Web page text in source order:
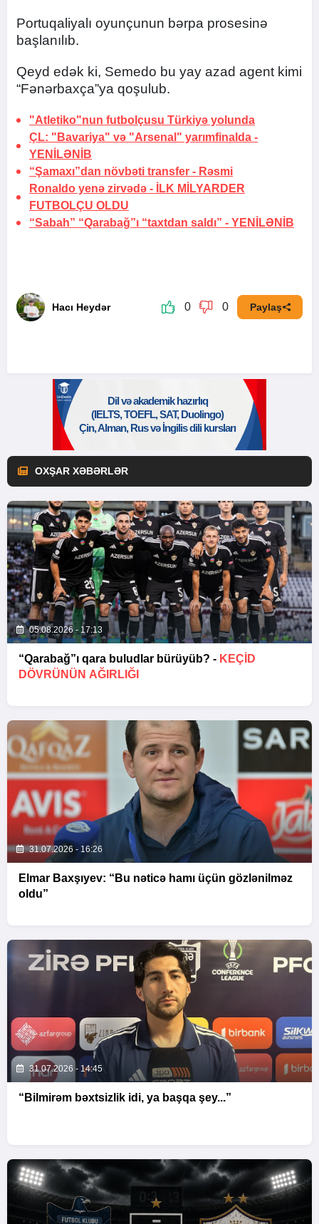
Portuqaliyalı oyunçunun bərpa prosesinə
başlanılıb.
Qeyd edək ki, Semedo bu yay azad agent kimi
“Fənərbaxça”ya qoşulub.
"Atletiko"nun futbolçusu Türkiyə yolunda
ÇL: "Bavariya" və "Arsenal" yarımfinalda -
YENİLƏNİB
“Şamaxı”dan növbəti transfer - Rəsmi
Ronaldo yenə zirvədə -
İLK MİLYARDER
FUTBOLÇU OLDU
“Sabah” “Qarabağ”ı “taxtdan saldı” - YENİLƏNİB
Hacı Heydər 0 0 Paylaş
OXŞAR XƏBƏRLƏR
05.08.2026 - 17:13
“Qarabağ”ı qara buludlar bürüyüb? - KEÇID
DÖVRÜNÜN AĞIRLIĞI
31.07.2026 - 16:26
Elmar Baxşıyev: “Bu nəticə hamı üçün gözlənilməz
oldu”
31.07.2026 - 14:45
“Bilmirəm bəxtsizlik idi, ya başqa şey...”